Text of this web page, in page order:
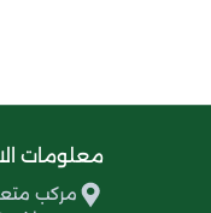
معلومات
مركب